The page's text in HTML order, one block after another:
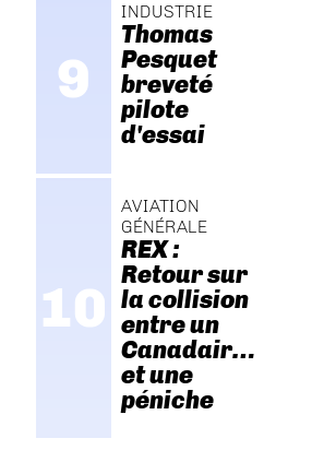
INDUSTRIE
Thomas
Pesquet
breveté
pilote
d'essai
AVIATION
GÉNÉRALE
REX :
Retour sur
la collision
entre un
Canadair…
et une
péniche